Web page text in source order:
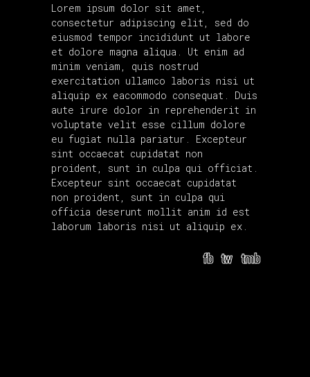
Lorem ipsum dolor sit amet,
consectetur adipiscing elit, sed do
eiusmod tempor incididunt ut labore
et dolore magna aliqua. Ut enim ad
minim veniam, quis nostrud
exercitation ullamco laboris nisi ut
aliquip ex eacommodo consequat. Duis
aute irure dolor in reprehenderit in
voluptate velit esse cillum dolore
eu fugiat nulla pariatur. Excepteur
sint occaecat cupidatat non
proident, sunt in culpa qui officiat.
Excepteur sint occaecat cupidatat
non proident, sunt in culpa qui
officia deserunt mollit anim id est
laborum laboris nisi ut aliquip ex.
fb tw tmb